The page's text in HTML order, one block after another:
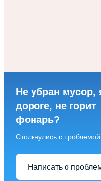
Не убран мусор,
дороге, не горит
фонарь?
Столкнулись с
Написать о